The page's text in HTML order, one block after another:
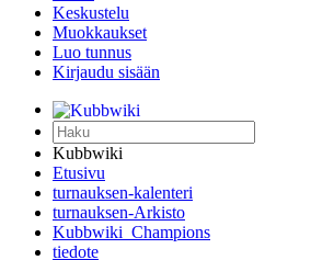
Keskustelu
Muokkaukset
Luo tunnus
Kirjaudu sisään
Kubbwiki
Etusivu
turnauksen-kalenteri
turnauksen-Arkisto
Kubbwiki_Champions
tiedote